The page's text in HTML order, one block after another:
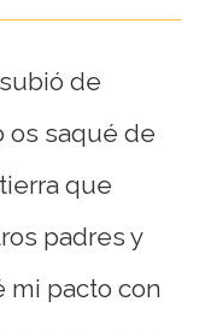
de
os saqué de
que
padres y
mi pacto con